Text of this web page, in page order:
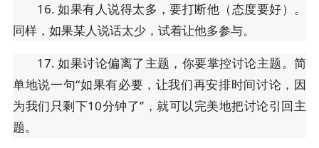
16. 如果有人说得太多，要打断他（态度要好）。
同样，如果某人说话太少，试着让他多参与。
17. 如果讨论偏离了主题，你要掌控讨论主题。简
单地说一句“如果有必要，让我们再安排时间讨论，因
为我们只剩下10分钟了”，就可以完美地把讨论引回主
题。